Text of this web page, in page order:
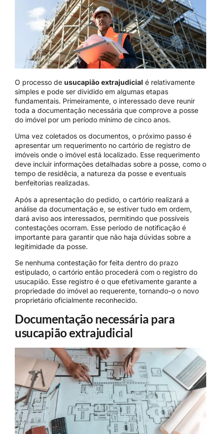
O processo de usucapião extrajudicial é relativamente
simples e pode ser dividido em algumas etapas
fundamentais. Primeiramente, o interessado deve reunir
toda a documentação necessária que comprove a posse
do imóvel por um período mínimo de cinco anos.
Uma vez coletados os documentos, o próximo passo é
apresentar um requerimento no cartório de registro de
imóveis onde o imóvel está localizado. Esse requerimento
deve incluir informações detalhadas sobre a posse, como o
tempo de residêcia, a natureza da posse e eventuais
benfeitorias realizadas.
Após a apresentação do pedido, o cartório realizará a
análise da documentação e, se estiver tudo em ordem,
dará aviso aos interessados, permitindo que possíveis
contestações ocorram. Esse período de notificação é
importante para garantir que não haja dúvidas sobre a
legitimidade da posse.
Se nenhuma contestação for feita dentro do prazo
estipulado, o cartório então procederá com o registro do
usucapião. Esse registro é o que efetivamente garante a
propriedade do imóvel ao requerente, tornando-o o novo
proprietário oficialmente reconhecido.
Documentação necessária para
usucapião extrajudicial